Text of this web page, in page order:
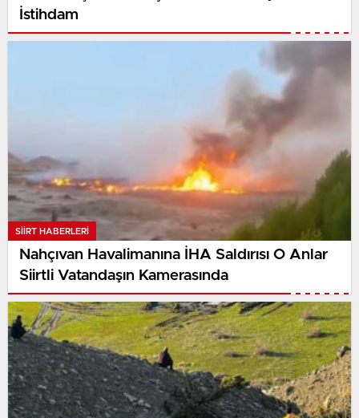
İstihdam
SIIRT HABERLERI
Nahçıvan Havalimanına İHA Saldırısı O Anlar
Siirtli Vatandaşın Kamerasında